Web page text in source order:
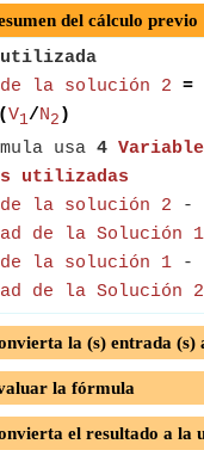
del cálculo previo
utilizada
de la solución 2 =
V1/N2 )
usa 4
utilizadas
de la solución 2 -
de la Solución 1
de la solución 1 -
de la Solución 2
la (s) entrada (s)
la fórmula
el resultado a la